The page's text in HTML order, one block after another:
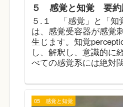
５ 感覚と知覚 要約
５.１ 「感覚」と「知
は、感覚受容器が感覚
生じます。知覚
し、解釈し、意識的に
べての感覚系には絶対
05 感覚と知覚